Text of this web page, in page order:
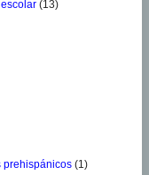
(13)
prehispánicos (1)